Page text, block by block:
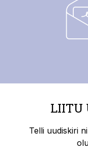
LIITU
Telli uudiskiri